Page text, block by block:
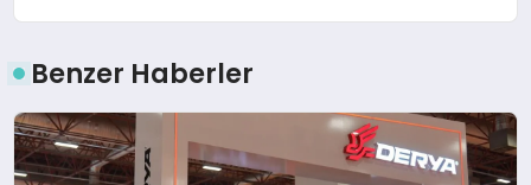
Benzer Haberler